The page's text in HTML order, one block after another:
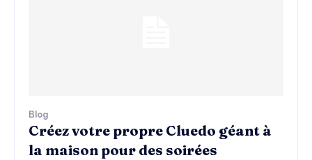
Blog
Créez votre propre Cluedo géant à
la maison pour des soirées